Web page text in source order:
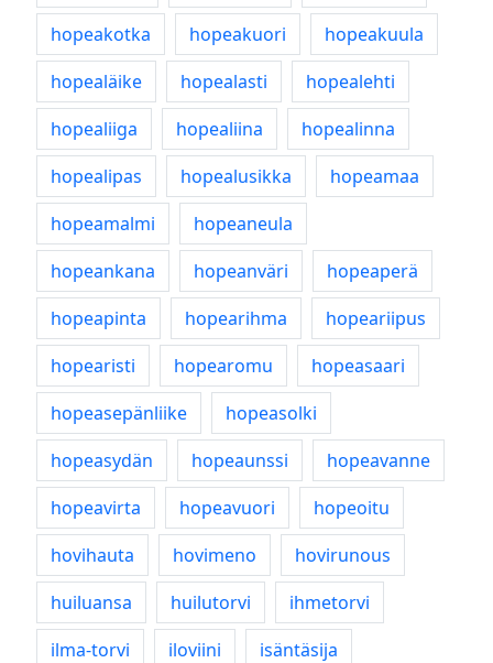
hopeakotka
hopeakuori
hopeakuula
hopealäike
hopealasti
hopealehti
hopealiiga
hopealiina
hopealinna
hopealipas
hopealusikka
hopeamaa
hopeamalmi
hopeaneula
hopeankana
hopeanväri
hopeaperä
hopeapinta
hopearihma
hopeariipus
hopearisti
hopearomu
hopeasaari
hopeasepänliike
hopeasolki
hopeasydän
hopeaunssi
hopeavanne
hopeavirta
hopeavuori
hopeoitu
hovihauta
hovimeno
hovirunous
huiluansa
huilutorvi
ihmetorvi
ilma-torvi
iloviini
isäntäsija